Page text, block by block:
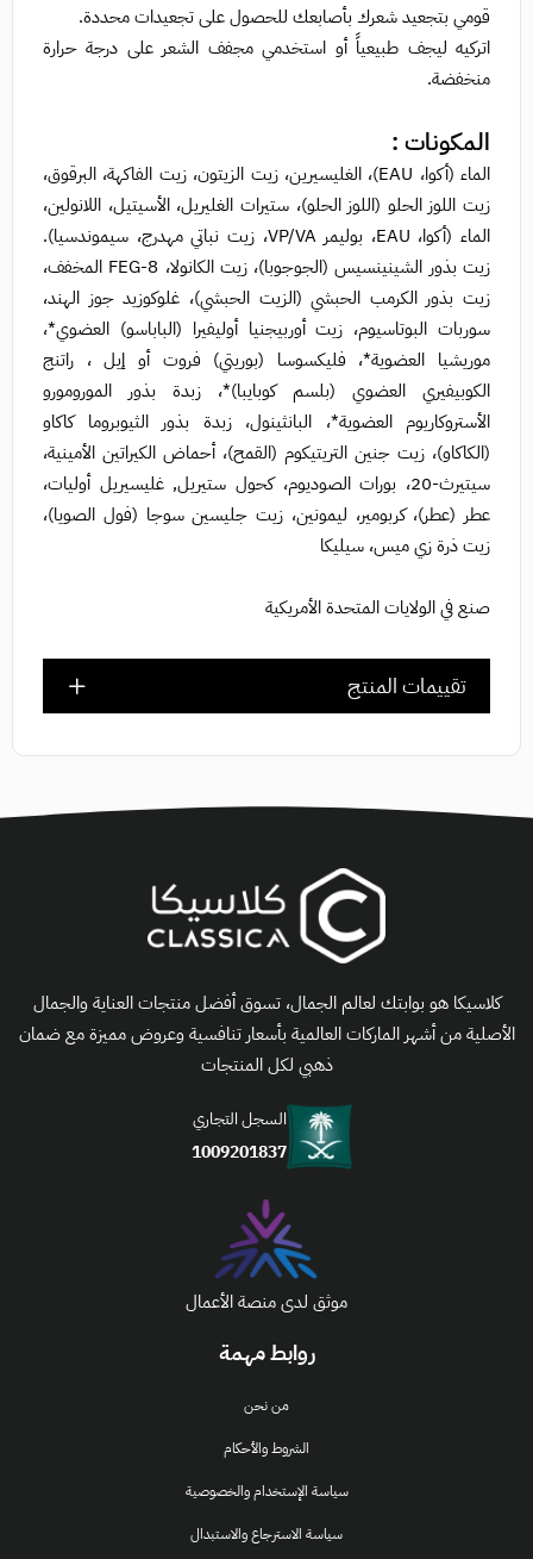
قومي بتجعيد شعرك بأصابعك للحصول على تجعيدات محددة.
اتركيه ليجف طبيعياً أو استخدمي مجفف الشعر على درجة حرارة
منخفضة.
المكونات :
الماء (أكوا، EAU)، الغليسيرين، زيت الزيتون، زيت الفاكهة، البرقوق،
زيت اللوز الحلو (اللوز الحلو)، ستيرات الغليريل، الأسيتيل، اللانولين،
الماء (أكوا، EAU، بوليمر VP/VA، زيت نباتي مهدرج، سيموندسيا).
زيت بذور الشينينسيس (الجوجوبا)، زيت الكانولا، FEG-8 المخفف،
زيت بذور الكرمب الحبشي (الزيت الحبشي)، غلوكوزيد جوز الهند،
سوربات البوتاسيوم، زيت أوربيجنيا أوليفيرا (الباباسو) العضوي*،
موريشيا العضوية*، فليكسوسا (بوريتي) فروت أو إيل ، راتنج
الكوبيفيري العضوي (بلسم كوبايبا)*، زبدة بذور المورومورو
الأستروكاريوم العضوية*، البانثينول، زبدة بذور الثيوبروما كاكاو
(الكاكاو)، زيت جنين التريتيكوم (القمح)، أحماض الكيراتين الأمينية،
سيتيرث-20، بورات الصوديوم، كحول ستيريل, غليسيريل أوليات،
عطر (عطر)، كربومير، ليمونين، زيت جليسين سوجا (فول الصويا)،
زيت ذرة زي ميس، سيليكا
صنع في الولايات المتحدة الأمريكية
تقييمات المنتج
روابط مهمة
من نحن
الشروط والأحكام
سياسة الإستخدام والخصوصية
سياسة الاسترجاع والاستبدال
كلاسيكا هو بوابتك لعالم الجمال، تسوق أفضل منتجات العناية والجمال
الأصلية من أشهر الماركات العالمية بأسعار تنافسية وعروض مميزة مع ضمان
ذهبي لكل المنتجات
السجل التجاري
1009201837
موثق لدى منصة الأعمال